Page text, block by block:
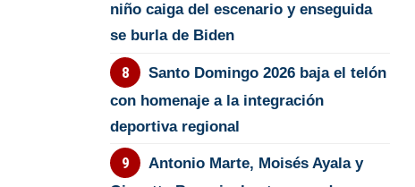
niño caiga del escenario y enseguida
se burla de Biden
Santo Domingo 2026 baja el telón
con homenaje a la integración
deportiva regional
Antonio Marte, Moisés Ayala y